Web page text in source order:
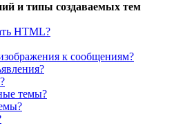
и типы создаваемых тем
HTML?
к сообщениям?
темы?